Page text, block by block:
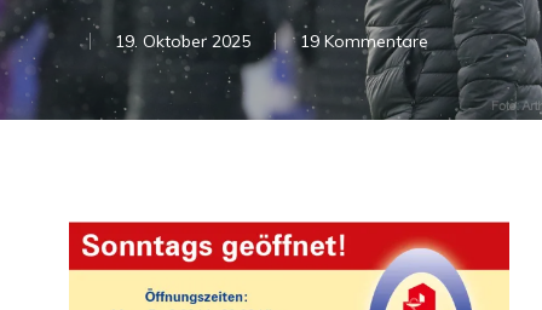
19. Oktober 2025 19 Kommentare